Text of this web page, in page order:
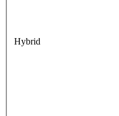
Hybrid